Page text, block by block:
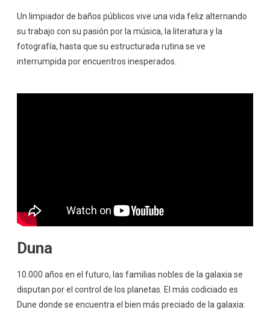
Un limpiador de baños públicos vive una vida feliz alternando
su trabajo con su pasión por la música, la literatura y la
fotografía, hasta que su estructurada rutina se ve
interrumpida por encuentros inesperados.
Duna
10.000 años en el futuro, las familias nobles de la galaxia se
disputan por el control de los planetas. El más codiciado es
Dune donde se encuentra el bien más preciado de la galaxia: